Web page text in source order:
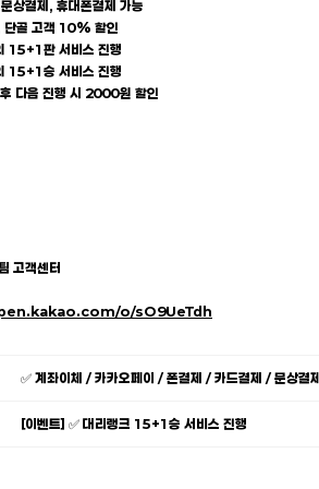
상결제, 휴대폰결제 가능
단골 고객 10% 할인
15+1판 서비스 진행
15+1승 서비스 진행
다음 진행 시 2000원 할인
고객센터
o/sO9UeTdh
✅ 계좌이체 / 카카오페이 / 폰결제 / 카드결제 / 문상결
[이벤트] ✅ 대리랭크 15+1승 서비스 진행